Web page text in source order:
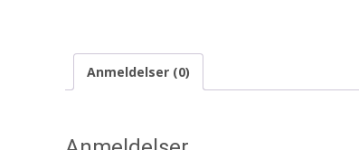
Anmeldelser (0)